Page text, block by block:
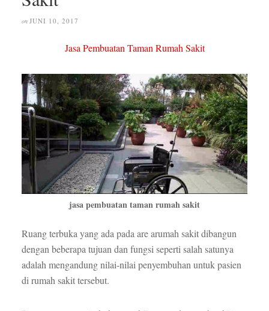
on JUNI 10, 2017
Jasa Pembuatan Taman Rumah Sakit
jasa pembuatan taman rumah sakit
Ruang terbuka yang ada pada are arumah sakit dibangun
dengan beberapa tujuan dan fungsi seperti salah satunya
adalah mengandung nilai-nilai penyembuhan untuk pasien
di rumah sakit tersebut.